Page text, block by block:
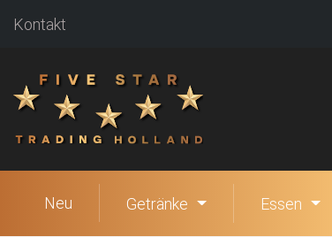
Kontakt
Neu Getränke Essen